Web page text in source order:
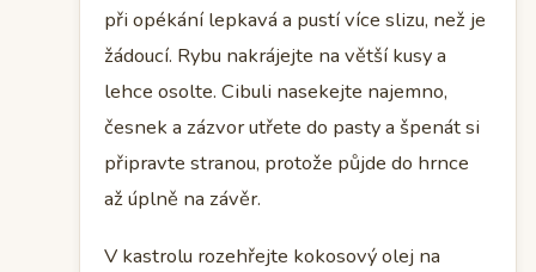
při opékání lepkavá a pustí více slizu, než je
žádoucí. Rybu nakrájejte na větší kusy a
lehce osolte. Cibuli nasekejte najemno,
česnek a zázvor utřete do pasty a špenát si
připravte stranou, protože půjde do hrnce
až úplně na závěr.
V kastrolu rozehřejte kokosový olej na